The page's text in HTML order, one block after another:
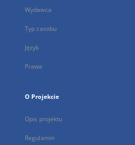
Wydawca
Typ zasobu
Język
Prawa
O Projekcie
Opis projektu
Regulamin